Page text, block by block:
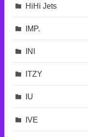
HiHi Jets
IMP.
INI
ITZY
IU
IVE